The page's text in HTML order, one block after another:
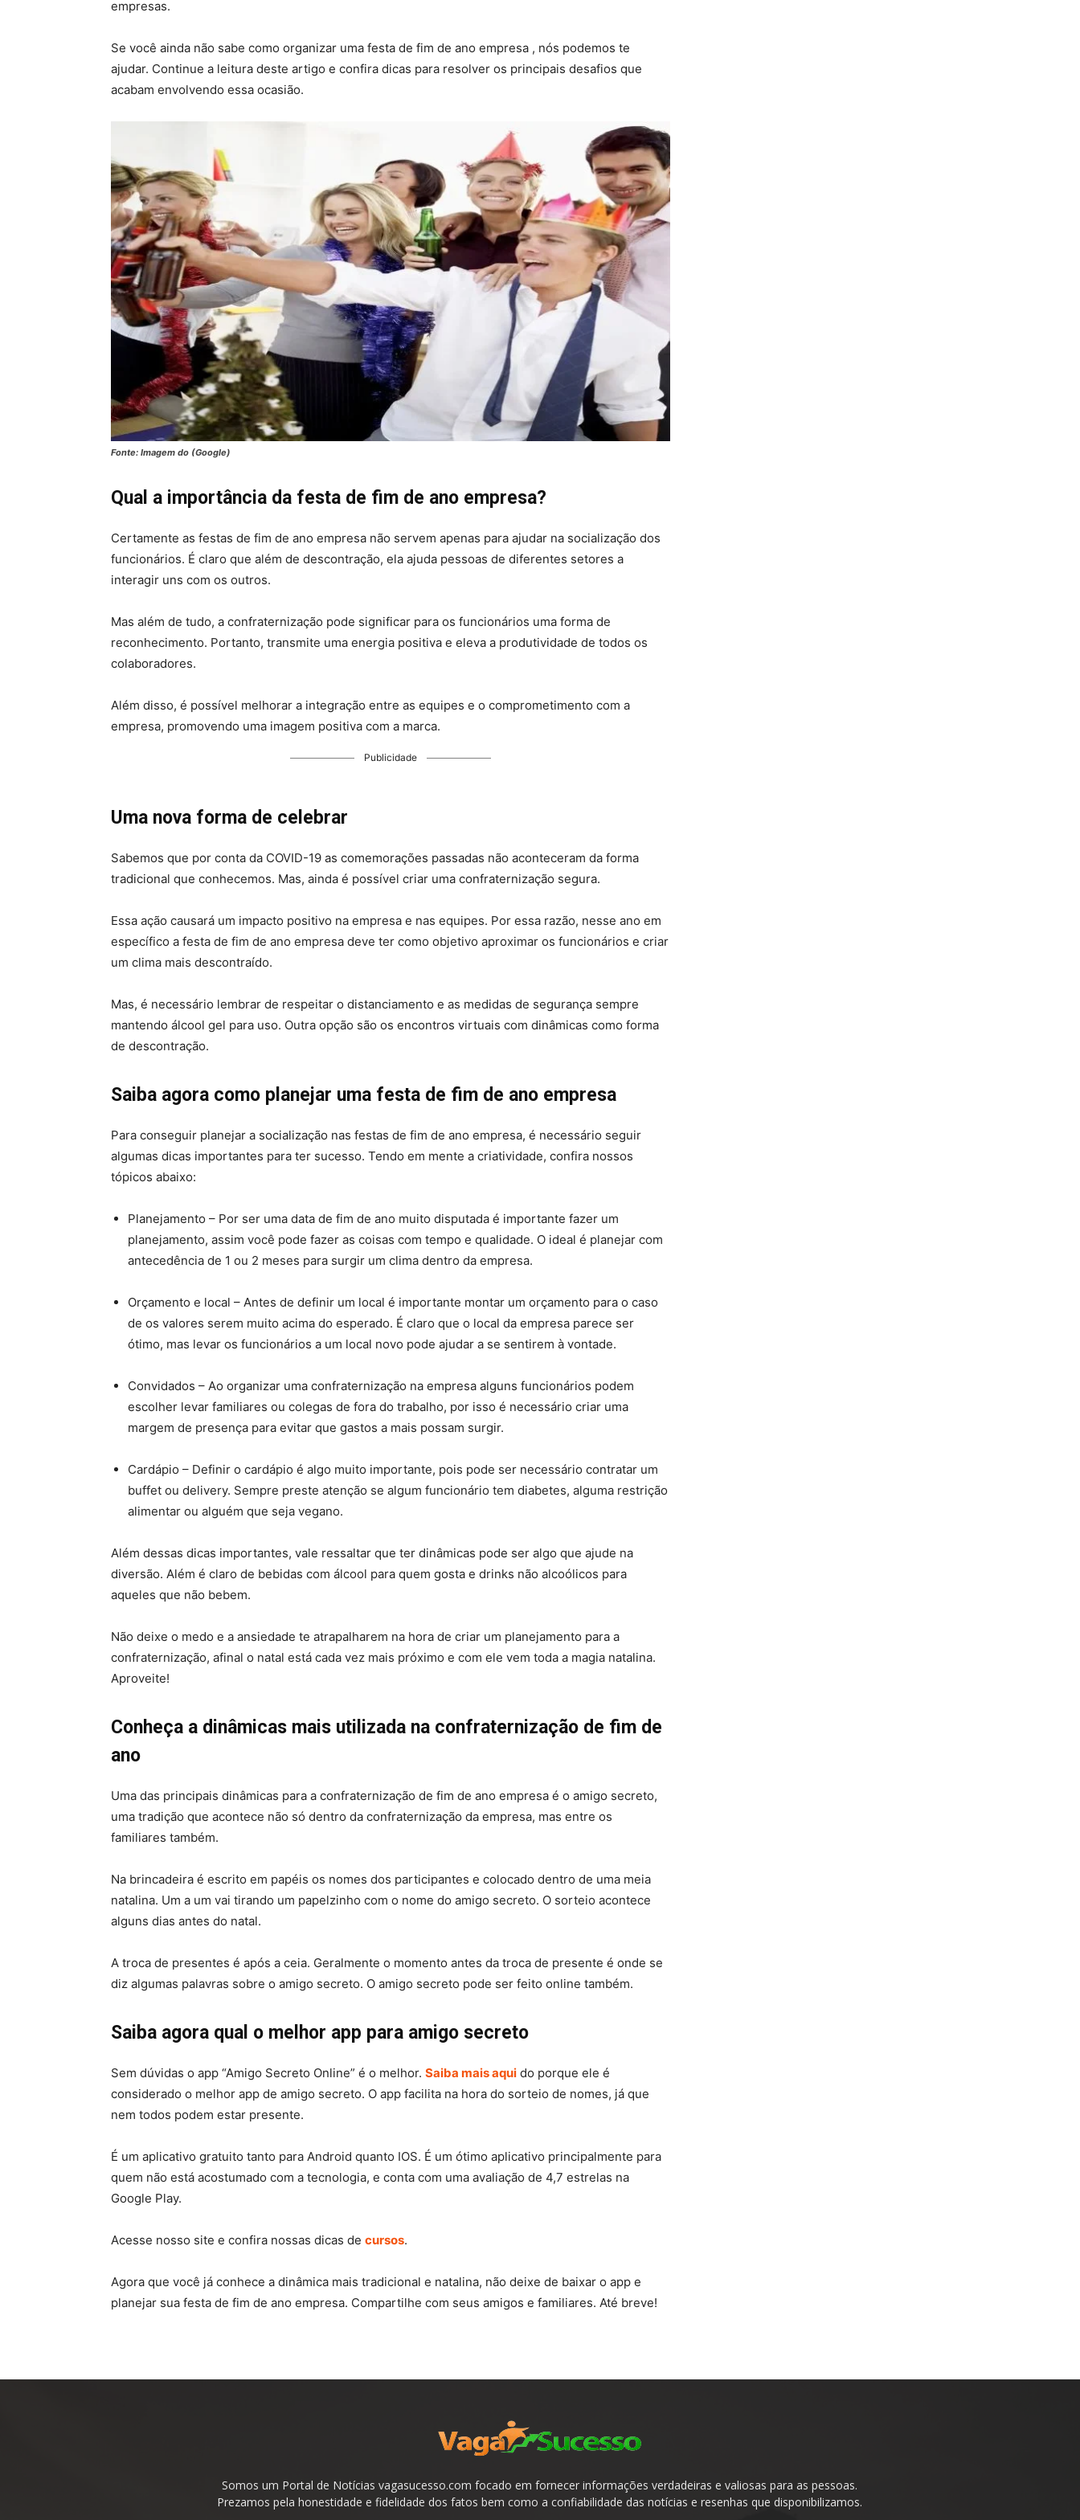
empresas.
Se você ainda não sabe como organizar uma festa de fim de ano empresa , nós podemos te
ajudar. Continue a leitura deste artigo e confira dicas para resolver os principais desafios que
acabam envolvendo essa ocasião.
Fonte: Imagem do (Google)
Qual a importância da festa de fim de ano empresa?
Certamente as festas de fim de ano empresa não servem apenas para ajudar na socialização dos
funcionários. É claro que além de descontração, ela ajuda pessoas de diferentes setores a
interagir uns com os outros.
Mas além de tudo, a confraternização pode significar para os funcionários uma forma de
reconhecimento. Portanto, transmite uma energia positiva e eleva a produtividade de todos os
colaboradores.
Além disso, é possível melhorar a integração entre as equipes e o comprometimento com a
empresa, promovendo uma imagem positiva com a marca.
Publicidade
Uma nova forma de celebrar
Sabemos que por conta da COVID-19 as comemorações passadas não aconteceram da forma
tradicional que conhecemos. Mas, ainda é possível criar uma confraternização segura.
Essa ação causará um impacto positivo na empresa e nas equipes. Por essa razão, nesse ano em
específico a festa de fim de ano empresa deve ter como objetivo aproximar os funcionários e criar
um clima mais descontraído.
Mas, é necessário lembrar de respeitar o distanciamento e as medidas de segurança sempre
mantendo álcool gel para uso. Outra opção são os encontros virtuais com dinâmicas como forma
de descontração.
Saiba agora como planejar uma festa de fim de ano empresa
Para conseguir planejar a socialização nas festas de fim de ano empresa, é necessário seguir
algumas dicas importantes para ter sucesso. Tendo em mente a criatividade, confira nossos
tópicos abaixo:
Planejamento – Por ser uma data de fim de ano muito disputada é importante fazer um
planejamento, assim você pode fazer as coisas com tempo e qualidade. O ideal é planejar com
antecedência de 1 ou 2 meses para surgir um clima dentro da empresa.
Orçamento e local – Antes de definir um local é importante montar um orçamento para o caso
de os valores serem muito acima do esperado. É claro que o local da empresa parece ser
ótimo, mas levar os funcionários a um local novo pode ajudar a se sentirem à vontade.
Convidados – Ao organizar uma confraternização na empresa alguns funcionários podem
escolher levar familiares ou colegas de fora do trabalho, por isso é necessário criar uma
margem de presença para evitar que gastos a mais possam surgir.
Cardápio – Definir o cardápio é algo muito importante, pois pode ser necessário contratar um
buffet ou delivery. Sempre preste atenção se algum funcionário tem diabetes, alguma restrição
alimentar ou alguém que seja vegano.
Além dessas dicas importantes, vale ressaltar que ter dinâmicas pode ser algo que ajude na
diversão. Além é claro de bebidas com álcool para quem gosta e drinks não alcoólicos para
aqueles que não bebem.
Não deixe o medo e a ansiedade te atrapalharem na hora de criar um planejamento para a
confraternização, afinal o natal está cada vez mais próximo e com ele vem toda a magia natalina.
Aproveite!
Conheça a dinâmicas mais utilizada na confraternização de fim de
ano
Uma das principais dinâmicas para a confraternização de fim de ano empresa é o amigo secreto,
uma tradição que acontece não só dentro da confraternização da empresa, mas entre os
familiares também.
Na brincadeira é escrito em papéis os nomes dos participantes e colocado dentro de uma meia
natalina. Um a um vai tirando um papelzinho com o nome do amigo secreto. O sorteio acontece
alguns dias antes do natal.
A troca de presentes é após a ceia. Geralmente o momento antes da troca de presente é onde se
diz algumas palavras sobre o amigo secreto. O amigo secreto pode ser feito online também.
Saiba agora qual o melhor app para amigo secreto
Sem dúvidas o app “Amigo Secreto Online” é o melhor. Saiba mais aqui do porque ele é
considerado o melhor app de amigo secreto. O app facilita na hora do sorteio de nomes, já que
nem todos podem estar presente.
É um aplicativo gratuito tanto para Android quanto IOS. É um ótimo aplicativo principalmente para
quem não está acostumado com a tecnologia, e conta com uma avaliação de 4,7 estrelas na
Google Play.
Acesse nosso site e confira nossas dicas de cursos.
Agora que você já conhece a dinâmica mais tradicional e natalina, não deixe de baixar o app e
planejar sua festa de fim de ano empresa. Compartilhe com seus amigos e familiares. Até breve!
Somos um Portal de Notícias vagasucesso.com focado em fornecer informações verdadeiras e valiosas para as pessoas.
Prezamos pela honestidade e fidelidade dos fatos bem como a confiabilidade das notícias e resenhas que disponibilizamos.